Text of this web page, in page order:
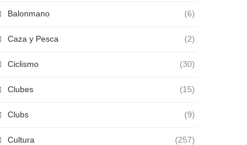
Balonmano (6)
Caza y Pesca (2)
Ciclismo (30)
Clubes (15)
Clubs (9)
Cultura (257)